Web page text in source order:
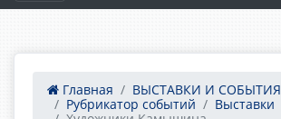
Главная
ВЫСТАВКИ И СОБЫТИЯ
Рубрикатор событий
Выставки